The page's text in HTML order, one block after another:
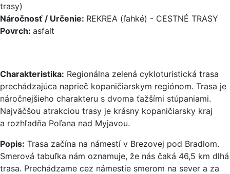
trasy)
Náročnosť / Určenie: REKREA (ľahké) - CESTNÉ TRASY
Povrch: asfalt
Charakteristika: Regionálna zelená cykloturistická trasa
prechádzajúca naprieč kopaničiarskym regiónom. Trasa je
náročnejšieho charakteru s dvoma ťažšími stúpaniami.
Najväčšou atrakciou trasy je krásny kopaničiarsky kraj
a rozhľadňa Poľana nad Myjavou.
Popis: Trasa začína na námestí v Brezovej pod Bradlom.
Smerová tabuľka nám oznamuje, že nás čaká 46,5 km dlhá
trasa. Prechádzame cez námestie smerom na sever a za